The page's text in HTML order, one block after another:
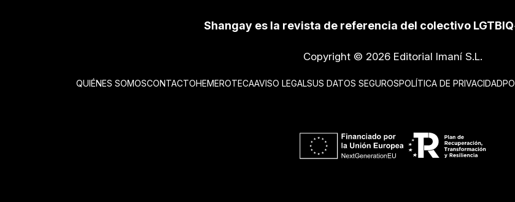
Shangay es la revista de referencia del colectivo
Copyright © 2026 Editorial Imaní S.L.
QUIÉNES SOMOSCONTACTOHEMEROTECAAVISO LEGALSUS DATOS SEGUROSPOLÍTICA DE PRIVACIDAD